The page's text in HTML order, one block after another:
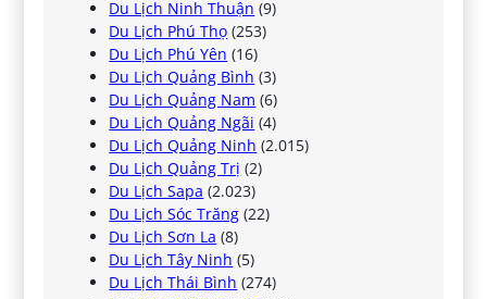
Du Lịch Ninh Thuận (9)
Du Lịch Phú Thọ (253)
Du Lịch Phú Yên (16)
Du Lịch Quảng Bình (3)
Du Lịch Quảng Nam (6)
Du Lịch Quảng Ngãi (4)
Du Lịch Quảng Ninh (2.015)
Du Lịch Quảng Trị (2)
Du Lịch Sapa (2.023)
Du Lịch Sóc Trăng (22)
Du Lịch Sơn La (8)
Du Lịch Tây Ninh (5)
Du Lịch Thái Bình (274)